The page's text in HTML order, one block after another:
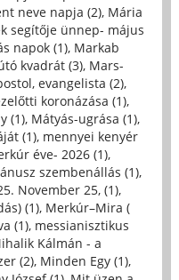
neve napja (2), Mária
segítője ünnep- május
napok (1), Markab
kvadrát (3), Mars-
evangelista (2),
koronázása (1),
(1), Mátyás-ugrása (1),
(1), mennyei kenyér
éve- 2026 (1),
szembenállás (1),
November 25, (1),
(1), Merkúr–Mira (
(1), messianisztikus
Kálmán - a
(2), Minden Egy (1),